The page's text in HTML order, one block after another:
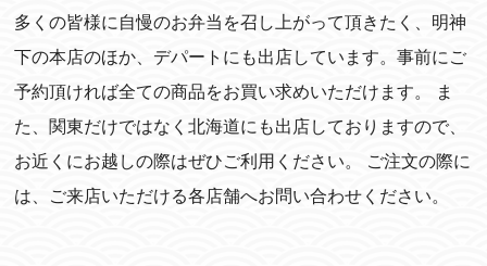
多くの皆様に自慢のお弁当を召し上がって頂きたく、明神
下の本店のほか、デパートにも出店しています。事前にご
予約頂ければ全ての商品をお買い求めいただけます。 ま
た、関東だけではなく北海道にも出店しておりますので、
お近くにお越しの際はぜひご利用ください。 ご注文の際に
は、ご来店いただける各店舗へお問い合わせください。